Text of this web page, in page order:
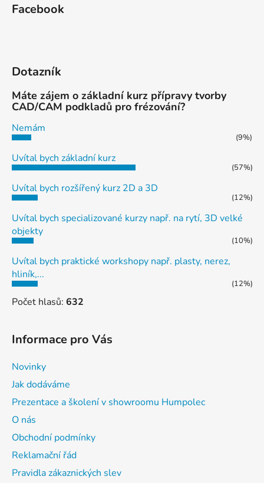
Facebook
Dotazník
Máte zájem o základní kurz přípravy tvorby
CAD/CAM podkladů pro frézování?
Nemám
(9%)
Uvítal bych základní kurz
(57%)
Uvítal bych rozšířený kurz 2D a 3D
(12%)
Uvítal bych specializované kurzy např. na rytí, 3D velké
objekty
(10%)
Uvítal bych praktické workshopy např. plasty, nerez,
hliník,...
(12%)
Počet hlasů: 632
Informace pro Vás
Novinky
Jak dodáváme
Prezentace a školení v showroomu Humpolec
O nás
Obchodní podmínky
Reklamační řád
Pravidla zákaznických slev